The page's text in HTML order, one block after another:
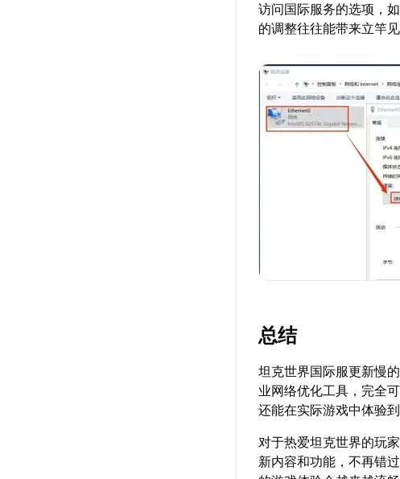
访问国际服务的选项，
的调整往往能带来立竿见
总结
坦克世界国际服更新慢
业网络优化工具，完全
还能在实际游戏中体验
对于热爱坦克世界的玩
新内容和功能，不再错